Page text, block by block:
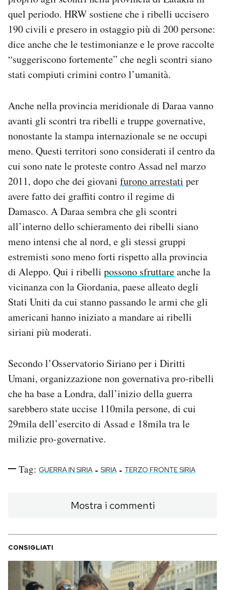
quel periodo. HRW sostiene che i ribelli uccisero
190 civili e presero in ostaggio più di 200 persone:
dice anche che le testimonianze e le prove raccolte
“suggeriscono fortemente” che negli scontri siano
stati compiuti crimini contro l’umanità.
Anche nella provincia meridionale di Daraa vanno
avanti gli scontri tra ribelli e truppe governative,
nonostante la stampa internazionale se ne occupi
meno. Questi territori sono considerati il centro da
cui sono nate le proteste contro Assad nel marzo
2011, dopo che dei giovani furono arrestati per
avere fatto dei graffiti contro il regime di
Damasco. A Daraa sembra che gli scontri
all’interno dello schieramento dei ribelli siano
meno intensi che al nord, e gli stessi gruppi
estremisti sono meno forti rispetto alla provincia
di Aleppo. Qui i ribelli possono sfruttareanche la
vicinanza con la Giordania, paese alleato degli
Stati Uniti da cui stanno passando le armi che gli
americani hanno iniziato a mandare ai ribelli
siriani più moderati.
Secondo l’Osservatorio Siriano per i Diritti
Umani, organizzazione non governativa pro-ribelli
che ha base a Londra, dall’inizio della guerra
sarebbero state uccise 110mila persone, di cui
29mila dell’esercito di Assad e 18mila tra le
milizie pro-governative.
Tag: GUERRA IN SIRIA - SIRIA - TERZO FRONTE SIRIA
Mostra i commenti
CONSIGLIATI